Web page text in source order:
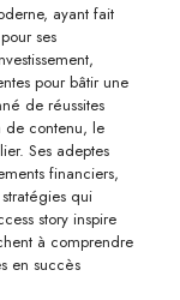
ayant fait
ses
pour bâtir une
de réussites
de contenu, le
Ses adeptes
financiers,
qui
story inspire
à comprendre
en succès